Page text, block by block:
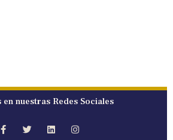
en nuestras Redes Sociales